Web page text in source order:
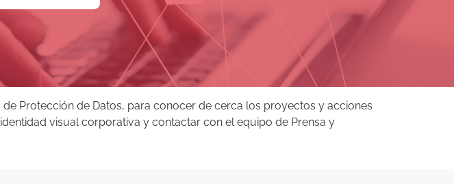
Protección de Datos, para conocer de cerca los proyectos y acciones
visual corporativa y contactar con el equipo de Prensa y